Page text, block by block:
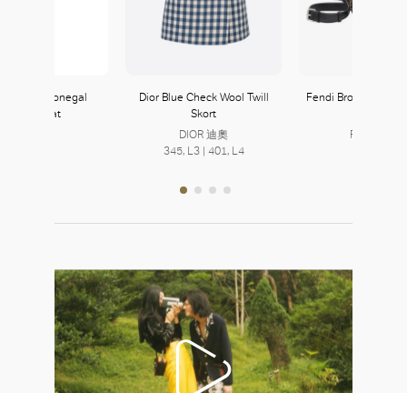
Padded Donegal
Rubber Coat
Dior Blue Check Wool Twill
Skort
DIOR 迪奧
345, L3 | 401, L4
Fendi Brown Fabric
FENDI 芬迪